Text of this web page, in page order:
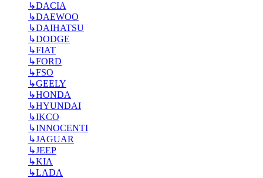
↳DACIA
↳DAEWOO
↳DAIHATSU
↳DODGE
↳FIAT
↳FORD
↳FSO
↳GEELY
↳HONDA
↳HYUNDAI
↳IKCO
↳INNOCENTI
↳JAGUAR
↳JEEP
↳KIA
↳LADA